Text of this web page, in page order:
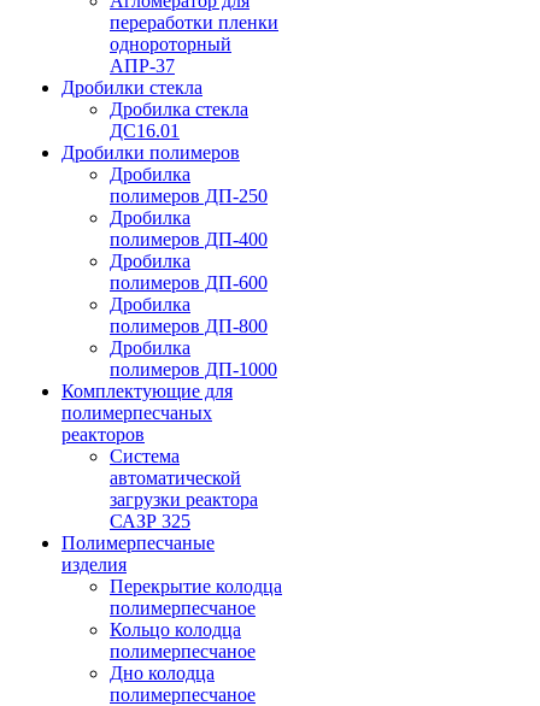
переработки пленки
однороторный
АПР-37
Дробилки стекла
Дробилка стекла
ДС16.01
Дробилки полимеров
Дробилка
полимеров ДП-250
Дробилка
полимеров ДП-400
Дробилка
полимеров ДП-600
Дробилка
полимеров ДП-800
Дробилка
полимеров ДП-1000
Комплектующие для
полимерпесчаных
реакторов
Система
автоматической
загрузки реактора
САЗР 325
Полимерпесчаные
изделия
Перекрытие колодца
полимерпесчаное
Кольцо колодца
полимерпесчаное
Дно колодца
полимерпесчаное